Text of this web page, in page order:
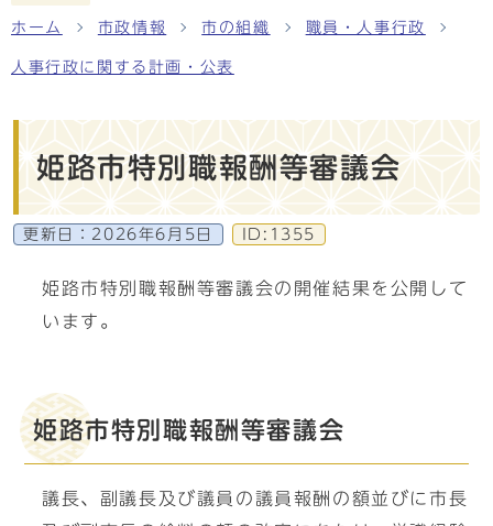
ホーム 市政情報 市の組織 職員・人事行政
人事行政に関する計画・公表
姫路市特別職報酬等審議会
更新日： 2026年6月5日 ID:1355
姫路市特別職報酬等審議会の開催結果を公開して
います。
姫路市特別職報酬等審議会
議長、副議長及び議員の議員報酬の額並びに市長